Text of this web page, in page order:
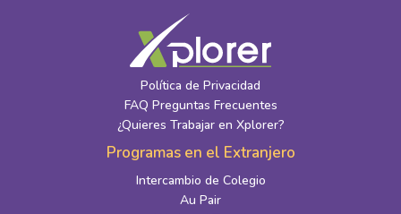
Política de Privacidad
FAQ Preguntas Frecuentes
¿Quieres Trabajar en Xplorer?
Programas en el Extranjero
Intercambio de Colegio
Au Pair